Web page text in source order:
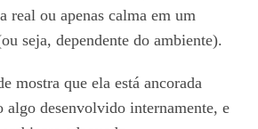
real ou apenas calma em um
seja, dependente do ambiente).
mostra que ela está ancorada
algo desenvolvido internamente, e